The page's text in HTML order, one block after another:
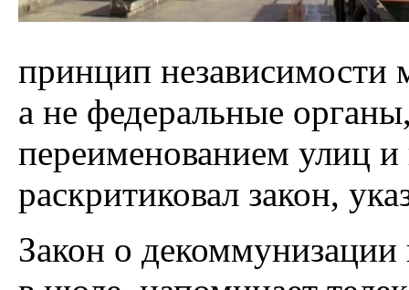
принцип независимости
а не федеральные
переименованием улиц
раскритиковал закон,
Закон о